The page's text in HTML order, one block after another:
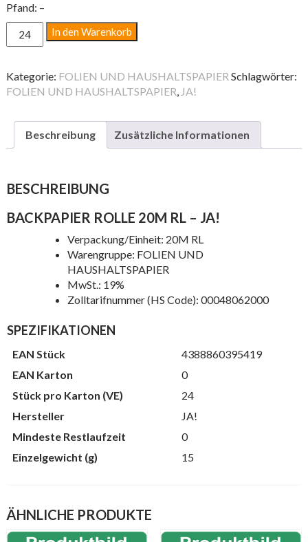
Pfand: –
BACKPAPIER
ROLLE
RL
Menge
In den Warenkorb
Kategorie: FOLIEN UND HAUSHALTSPAPIER Schlagwörter:
FOLIEN UND HAUSHALTSPAPIER, JA!
Beschreibung Zusätzliche Informationen
BESCHREIBUNG
BACKPAPIER ROLLE 20M RL – JA!
Verpackung/Einheit: 20M RL
Warengruppe: FOLIEN UND
HAUSHALTSPAPIER
MwSt.: 19%
Zolltarifnummer (HS Code): 00048062000
SPEZIFIKATIONEN
EAN Stück
4388860395419
EAN Karton
0
Stück pro Karton (VE)
24
Hersteller
JA!
Mindeste Restlaufzeit
0
Einzelgewicht (g)
15
ÄHNLICHE PRODUKTE